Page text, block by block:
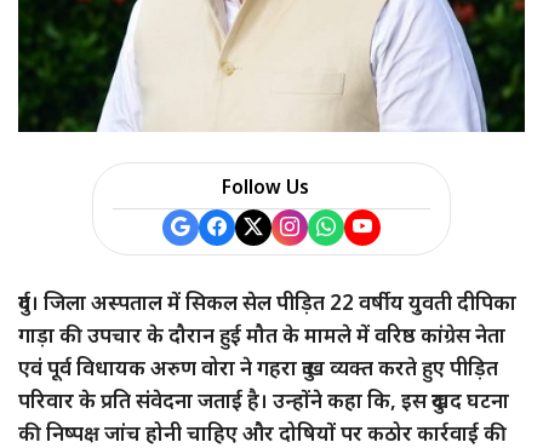
Follow Us
दुर्ग। जिला अस्पताल में सिकल सेल पीड़ित 22 वर्षीय युवती दीपिका
गाड़ा की उपचार के दौरान हुई मौत के मामले में वरिष्ठ कांग्रेस नेता
एवं पूर्व विधायक अरुण वोरा ने गहरा दुःख व्यक्त करते हुए पीड़ित
परिवार के प्रति संवेदना जताई है। उन्होंने कहा कि, इस दुखद घटना
की निष्पक्ष जांच होनी चाहिए और दोषियों पर कठोर कार्रवाई की
a
r